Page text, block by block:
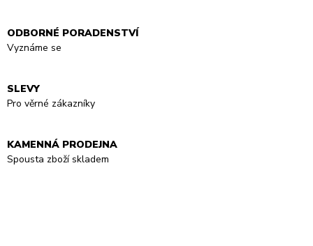
ODBORNÉ PORADENSTVÍ
Vyznáme se
SLEVY
Pro věrné zákazníky
KAMENNÁ PRODEJNA
Spousta zboží skladem